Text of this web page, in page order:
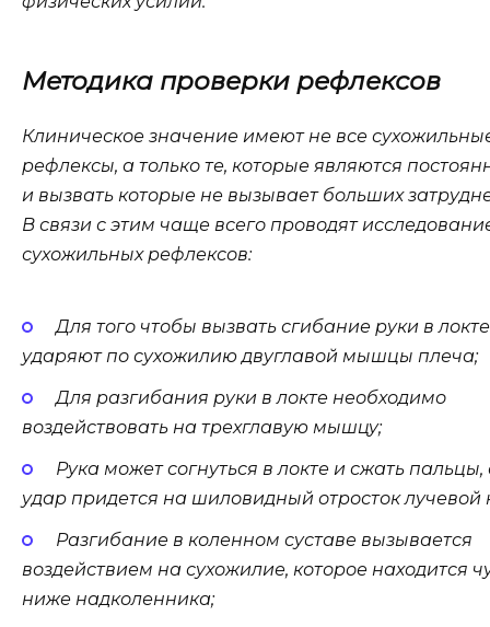
Методика проверки рефлексов
Клиническое значение имеют не все
рефлексы, а только те, которые являются
и вызвать которые не вызывает больших
В связи с этим чаще всего проводят
сухожильных рефлексов:
Для того чтобы вызвать сгибание руки в локте
ударяют по сухожилию двуглавой мышцы плеча;
Для разгибания руки в локте необходимо
воздействовать на трехглавую мышцу;
Рука может согнуться в локте и сжать пальцы,
удар придется на шиловидный отросток лучевой
Разгибание в коленном суставе вызывается
воздействием на сухожилие, которое находится
ниже надколенника;